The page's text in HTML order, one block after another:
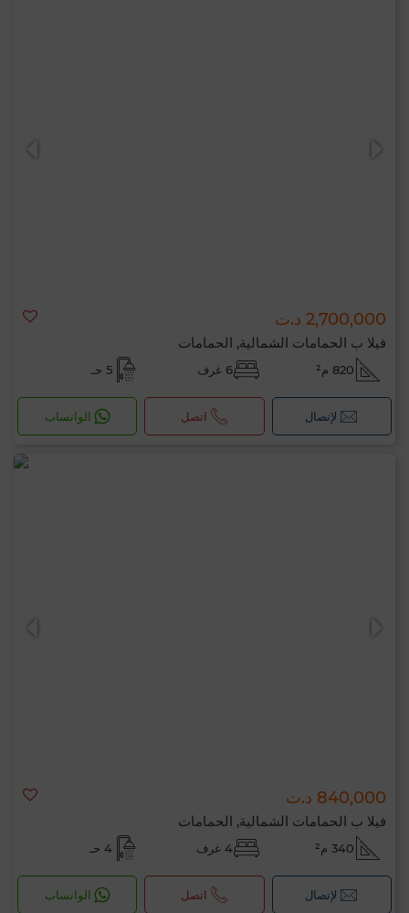
2,700,000 د.ت
فيلا ب الحمامات الشمالية, الحمامات
820 م² 6 غرف 5 حـ
لإتصال اتصل الواتساب
840,000 د.ت
فيلا ب الحمامات الشمالية, الحمامات
340 م² 4 غرف 4 حـ
لإتصال اتصل الواتساب